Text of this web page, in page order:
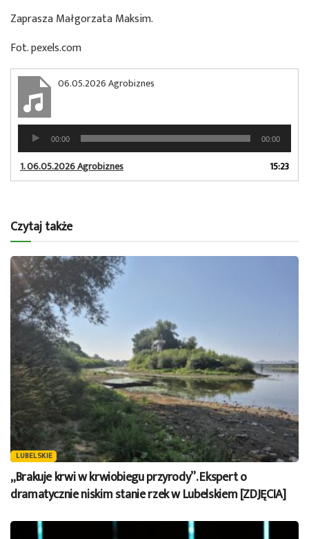
Zaprasza Małgorzata Maksim.
Fot. pexels.com
06.05.2026 Agrobiznes
Odtwarzacz
plików
dźwiękowych
00:00 00:00
1.06.05.2026 Agrobiznes 15:23
Czytaj także
LUBELSKIE
„Brakuje krwi w krwiobiegu przyrody”. Ekspert o
dramatycznie niskim stanie rzek w Lubelskiem [ZDJĘCIA]